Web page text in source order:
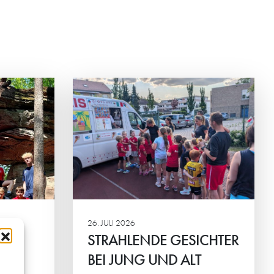
26. JULI 2026
STRAHLENDE GESICHTER
BEI JUNG UND ALT
der HG-
der
im